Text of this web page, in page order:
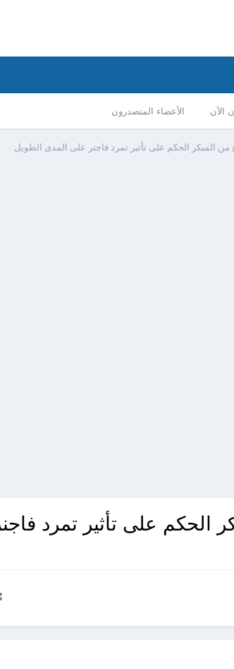
الآن الأعضاء المتصدرون
من المبكر الحكم على تأثير تمرد فاجنر على المدى الطويل
الحكم على تأثير تمرد